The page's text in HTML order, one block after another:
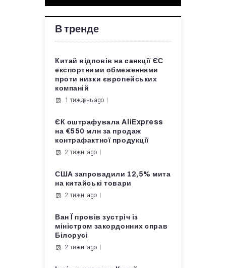
В тренде
Китай відповів на санкції ЄС
експортними обмеженнями
проти низки європейських
компаній
1 тиждень ago
ЄК оштрафувала AliExpress
на €550 млн за продаж
контрафактної продукції
2 тижні ago
США запровадили 12,5% мита
на китайські товари
2 тижні ago
Ван Ї провів зустріч із
міністром закордонних справ
Білорусі
2 тижні ago